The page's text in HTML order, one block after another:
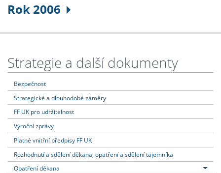
Rok 2006
Strategie a další dokumenty
Bezpečnost
Strategické a dlouhodobé záměry
FF UK pro udržitelnost
Výroční zprávy
Platné vnitřní předpisy FF UK
Rozhodnutí a sdělení děkana, opatření a sdělení tajemníka
Opatření děkana